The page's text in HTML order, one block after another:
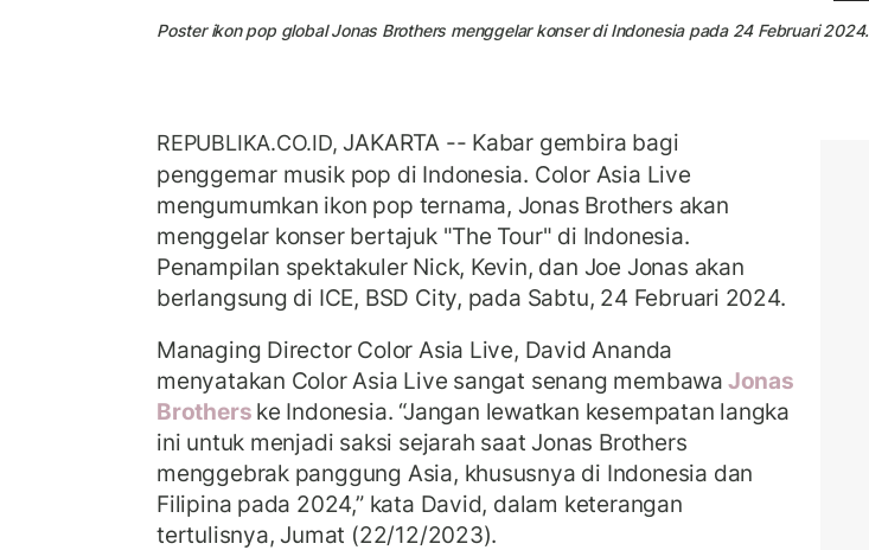
Poster ikon pop global Jonas Brothers menggelar konser di Indonesia pada 24 Februari 2024.
REPUBLIKA.CO.ID,JAKARTA -- Kabar gembira bagi
penggemar musik pop di Indonesia. Color Asia Live
mengumumkan ikon pop ternama, Jonas Brothers akan
menggelar konser bertajuk "The Tour" di Indonesia.
Penampilan spektakuler Nick, Kevin, dan Joe Jonas akan
berlangsung di ICE, BSD City, pada Sabtu, 24 Februari 2024.
Managing Director Color Asia Live, David Ananda
menyatakan Color Asia Live sangat senang membawa Jonas
Brothers ke Indonesia. “Jangan lewatkan kesempatan langka
ini untuk menjadi saksi sejarah saat Jonas Brothers
menggebrak panggung Asia, khususnya di Indonesia dan
Filipina pada 2024,” kata David, dalam keterangan
tertulisnya, Jumat (22/12/2023).